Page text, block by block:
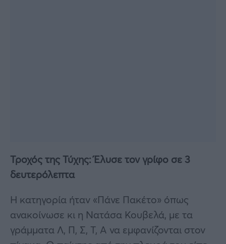
Τροχός της Τύχης: Έλυσε τον γρίφο σε 3
δευτερόλεπτα
Η κατηγορία ήταν «Πάνε Πακέτο» όπως
ανακοίνωσε κι η Νατάσα Κουβελά, με τα
γράμματα Λ, Π, Σ, Τ, Α να εμφανίζονται στον